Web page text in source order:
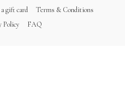
gift card
Terms & Conditions
Policy
FAQ